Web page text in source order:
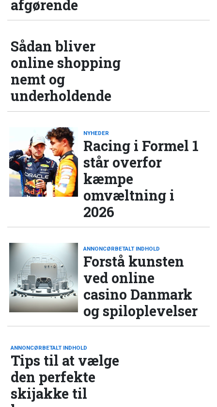
afgørende
Sådan bliver
online shopping
nemt og
underholdende
NYHEDER
Racing i Formel 1
står overfor
kæmpe
omvæltning i
2026
ANNONCØRBETALT INDHOLD
Forstå kunsten
ved online
casino Danmark
og spiloplevelser
ANNONCØRBETALT INDHOLD
Tips til at vælge
den perfekte
skijakke til